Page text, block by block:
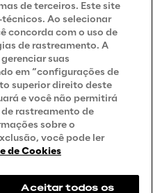
de terceiros. Este site
Ao selecionar
concorda com o uso de
de rastreamento. A
suas
em “configurações de
superior direito deste
e você não permitirá
rastreamento de
sobre o
você pode ler
de Cookies
Aceitar todos os